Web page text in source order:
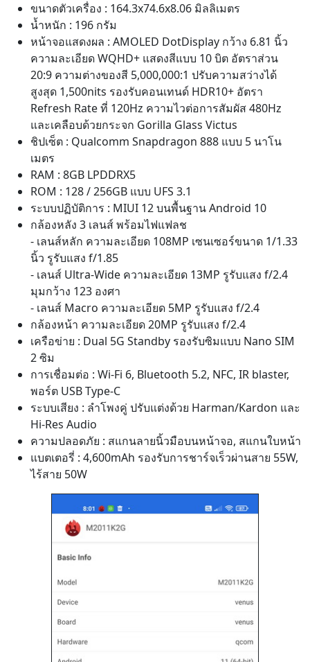
ขนาดตัวเครื่อง : 164.3x74.6x8.06 มิลลิเมตร
น้ำหนัก : 196 กรัม
หน้าจอแสดงผล : AMOLED DotDisplay กว้าง 6.81 นิ้ว
ความละเอียด WQHD+ แสดงสีแบบ 10 บิต อัตราส่วน
20:9 ความต่างของสี 5,000,000:1 ปรับความสว่างได้
สูงสุด 1,500nits รองรับคอนเทนด์ HDR10+ อัตรา
Refresh Rate ที่ 120Hz ความไวต่อการสัมผัส 480Hz
และเคลือบด้วยกระจก Gorilla Glass Victus
ชิปเซ็ต : Qualcomm Snapdragon 888 แบบ 5 นาโน
เมตร
RAM : 8GB LPDDRX5
ROM : 128 / 256GB แบบ UFS 3.1
ระบบปฏิบัติการ : MIUI 12 บนพื้นฐาน Android 10
กล้องหลัง 3 เลนส์ พร้อมไฟแฟลช
- เลนส์หลัก ความละเอียด 108MP เซนเซอร์ขนาด 1/1.33
นิ้ว รูรับแสง f/1.85
- เลนส์ Ultra-Wide ความละเอียด 13MP รูรับแสง f/2.4
มุมกว้าง 123 องศา
- เลนส์ Macro ความละเอียด 5MP รูรับแสง f/2.4
กล้องหน้า ความละเอียด 20MP รูรับแสง f/2.4
เครือข่าย : Dual 5G Standby รองรับซิมแบบ Nano SIM
2 ซิม
การเชื่อมต่อ : Wi-Fi 6, Bluetooth 5.2, NFC, IR blaster,
พอร์ต USB Type-C
ระบบเสียง : ลำโพงคู่ ปรับแต่งด้วย Harman/Kardon และ
Hi-Res Audio
ความปลอดภัย : สแกนลายนิ้วมือบนหน้าจอ, สแกนใบหน้า
แบตเตอรี่ : 4,600mAh รองรับการชาร์จเร็วผ่านสาย 55W,
ไร้สาย 50W